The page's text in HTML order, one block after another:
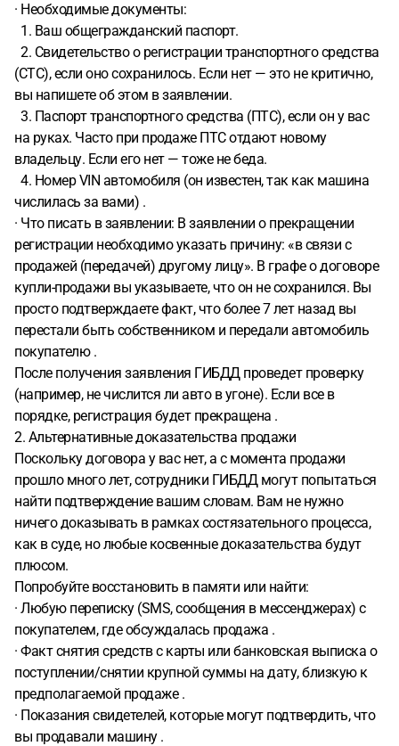
· Необходимые документы:
1. Ваш общегражданский паспорт.
2. Свидетельство о регистрации транспортного средства
(СТС), если оно сохранилось. Если нет — это не критично,
вы напишете об этом в заявлении.
3. Паспорт транспортного средства (ПТС), если он у вас
на руках. Часто при продаже ПТС отдают новому
владельцу. Если его нет — тоже не беда.
4. Номер VIN автомобиля (он известен, так как машина
числилась за вами) .
· Что писать в заявлении: В заявлении о прекращении
регистрации необходимо указать причину: «в связи с
продажей (передачей) другому лицу». В графе о договоре
купли-продажи вы указываете, что он не сохранился. Вы
просто подтверждаете факт, что более 7 лет назад вы
перестали быть собственником и передали автомобиль
покупателю .
После получения заявления ГИБДД проведет проверку
(например, не числится ли авто в угоне). Если все в
порядке, регистрация будет прекращена .
2. Альтернативные доказательства продажи
Поскольку договора у вас нет, а с момента продажи
прошло много лет, сотрудники ГИБДД могут попытаться
найти подтверждение вашим словам. Вам не нужно
ничего доказывать в рамках состязательного процесса,
как в суде, но любые косвенные доказательства будут
плюсом.
Попробуйте восстановить в памяти или найти:
· Любую переписку (SMS, сообщения в мессенджерах) с
покупателем, где обсуждалась продажа .
· Факт снятия средств с карты или банковская выписка о
поступлении/снятии крупной суммы на дату, близкую к
предполагаемой продаже .
· Показания свидетелей, которые могут подтвердить, что
вы продавали машину .